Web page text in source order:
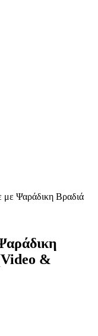
με Ψαράδικη Βραδιά
&